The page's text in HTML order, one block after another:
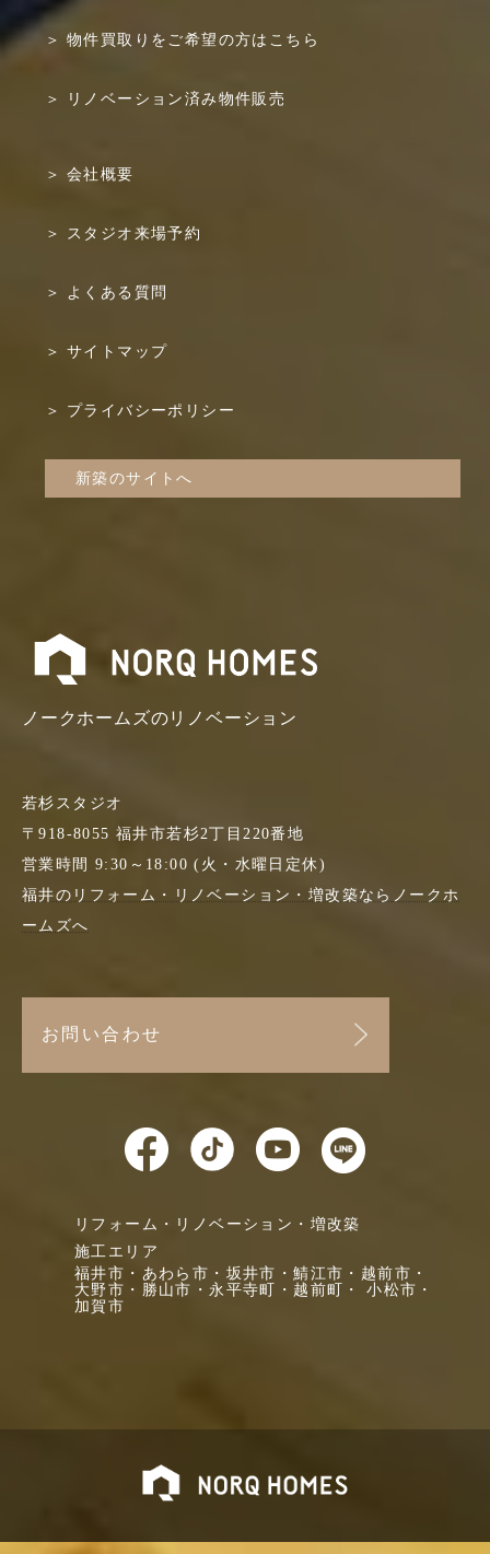
物件買取りをご希望の方はこちら
リノベーション済み物件販売
会社概要
スタジオ来場予約
よくある質問
サイトマップ
プライバシーポリシー
新築のサイトへ
ノークホームズのリノベーション
若杉スタジオ
〒918-8055 福井市若杉2丁目220番地
営業時間 9:30～18:00 (火・水曜日定休)
福井のリフォーム・リノベーション・増改築なら ノークホ
ームズへ
お問い合わせ
リフォーム・リノベーション・増改築
施工エリア
福井市・ あわら市・ 坂井市・鯖江市・ 越前市・
大野市・ 勝山市・ 永平寺町・ 越前町・
小松市・
加賀市